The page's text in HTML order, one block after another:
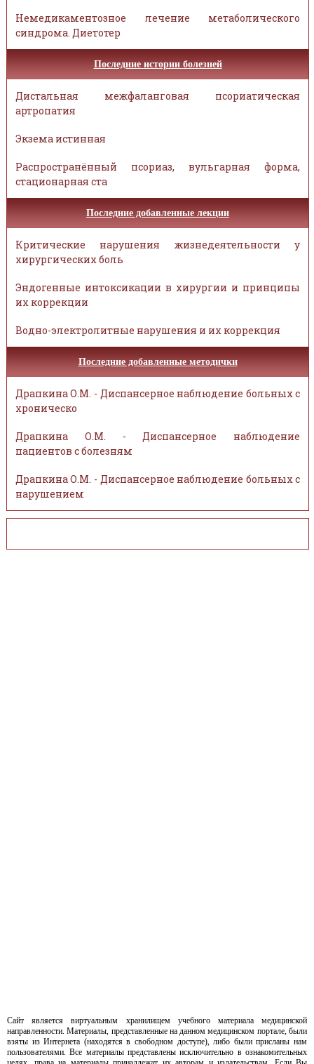
Немедикаментозное лечение метаболического
синдрома. Диетотер
Последние истории болезней
Дистальная межфаланговая псориатическая
артропатия
Экзема истинная
Распространённый псориаз, вульгарная форма,
стационарная ста
Последние добавленные лекции
Критические нарушения жизнедеятельности у
хирургических боль
Эндогенные интоксикации в хирургии и принципы
их коррекции
Водно-электролитные нарушения и их коррекция
Последние добавленные методички
Драпкина О.М. - Диспансерное наблюдение больных с
хроническо
Драпкина О.М. - Диспансерное наблюдение
пациентов с болезням
Драпкина О.М. - Диспансерное наблюдение больных с
нарушением
Сайт является виртуальным хранилищем учебного материала медицинской
направленности. Материалы, представленные на данном медицинском портале, были
взяты из Интернета (находятся в свободном доступе), либо были присланы нам
пользователями. Все материалы представлены исключительно в ознакомительных